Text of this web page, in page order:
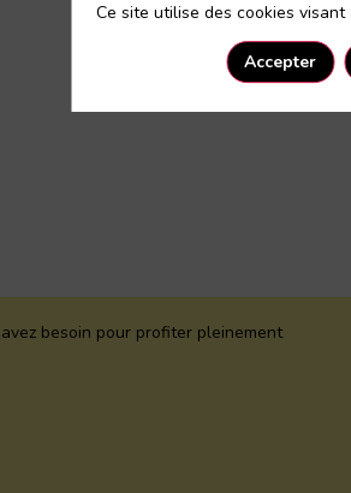
besoin pour profiter pleinement
Ce site utilise des cookies
Accepter